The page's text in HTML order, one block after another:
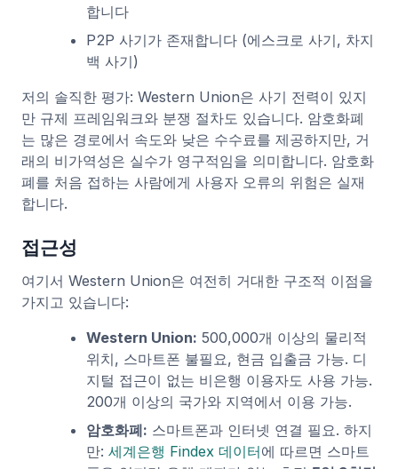
합니다
P2P 사기가 존재합니다 (에스크로 사기, 차지
백 사기)
저의 솔직한 평가: Western Union은 사기 전력이 있지
만 규제 프레임워크와 분쟁 절차도 있습니다. 암호화폐
는 많은 경로에서 속도와 낮은 수수료를 제공하지만, 거
래의 비가역성은 실수가 영구적임을 의미합니다. 암호화
폐를 처음 접하는 사람에게 사용자 오류의 위험은 실재
합니다.
접근성
여기서 Western Union은 여전히 거대한 구조적 이점을
가지고 있습니다:
Western Union: 500,000개 이상의 물리적
위치, 스마트폰 불필요, 현금 입출금 가능. 디
지털 접근이 없는 비은행 이용자도 사용 가능.
200개 이상의 국가와 지역에서 이용 가능.
암호화폐: 스마트폰과 인터넷 연결 필요. 하지
만: 세계은행 Findex 데이터에 따르면 스마트